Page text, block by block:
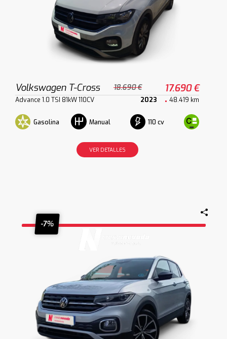
Volkswagen T-Cross 18.690 € 17.690 €
Advance 1.0 TSI 81kW 110CV 2023 48.419 km
Gasolina Manual 110 cv
VER DETALLES
-7%